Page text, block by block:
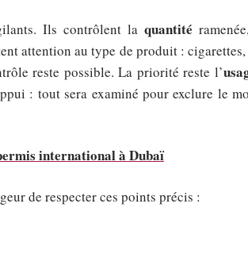
Ils contrôlent la quantité
attention au type de produit :
reste possible. La priorité reste l’
: tout sera examiné pour exclure le
international à Dubaï
de respecter ces points précis :